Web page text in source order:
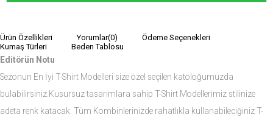
Ürün Özellikleri Yorumlar(0)
Ödeme Seçenekleri
Kumaş Türleri
Beden Tablosu
Editörün Notu
Sezonun En İyi T-Shirt Modelleri size özel seçilen katoloğumuzda
bulabilirsiniz.Kusursuz tasarımlara sahip T-Shirt Modellerimiz stilinize
adeta renk katacak. Tüm Kombinlerinizde rahatlıkla kullanabileciğiniz T-